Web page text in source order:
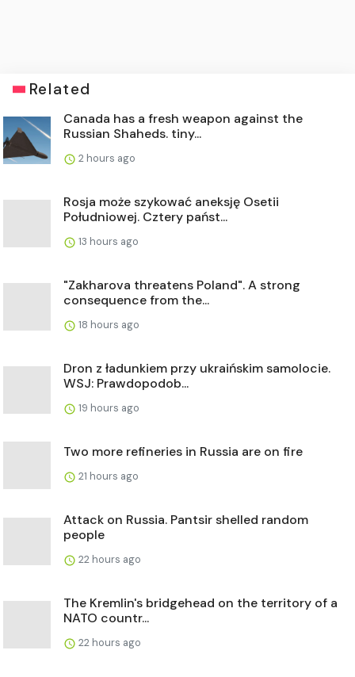
Related
Canada has a fresh weapon against the
Russian Shaheds. tiny...
2 hours ago
Rosja może szykować aneksję Osetii
Południowej. Cztery państ...
13 hours ago
"Zakharova threatens Poland". A strong
consequence from the...
18 hours ago
Dron z ładunkiem przy ukraińskim samolocie.
WSJ: Prawdopodob...
19 hours ago
Two more refineries in Russia are on fire
21 hours ago
Attack on Russia. Pantsir shelled random
people
22 hours ago
The Kremlin's bridgehead on the territory of a
NATO countr...
22 hours ago